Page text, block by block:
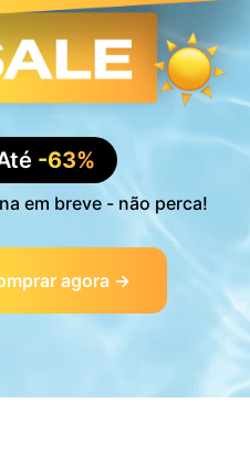
-63%
em breve - não perca!
agora →